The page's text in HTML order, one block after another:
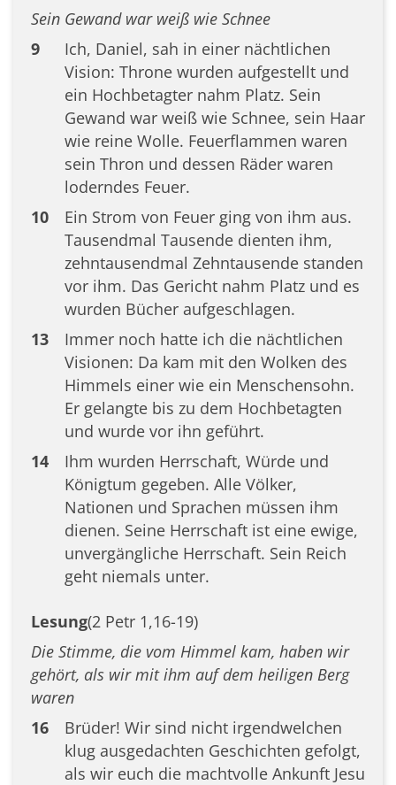
Sein Gewand war weiß wie Schnee
9
Ich, Daniel, sah in einer nächtlichen
Vision: Throne wurden aufgestellt und
ein Hochbetagter nahm Platz. Sein
Gewand war weiß wie Schnee, sein Haar
wie reine Wolle. Feuerflammen waren
sein Thron und dessen Räder waren
loderndes Feuer.
10
Ein Strom von Feuer ging von ihm aus.
Tausendmal Tausende dienten ihm,
zehntausendmal Zehntausende standen
vor ihm. Das Gericht nahm Platz und es
wurden Bücher aufgeschlagen.
13
Immer noch hatte ich die nächtlichen
Visionen: Da kam mit den Wolken des
Himmels einer wie ein Menschensohn.
Er gelangte bis zu dem Hochbetagten
und wurde vor ihn geführt.
14
Ihm wurden Herrschaft, Würde und
Königtum gegeben. Alle Völker,
Nationen und Sprachen müssen ihm
dienen. Seine Herrschaft ist eine ewige,
unvergängliche Herrschaft. Sein Reich
geht niemals unter.
Lesung(2 Petr 1,16-19)
Die Stimme, die vom Himmel kam, haben wir
gehört, als wir mit ihm auf dem heiligen Berg
waren
16
Brüder! Wir sind nicht irgendwelchen
klug ausgedachten Geschichten gefolgt,
als wir euch die machtvolle Ankunft Jesu